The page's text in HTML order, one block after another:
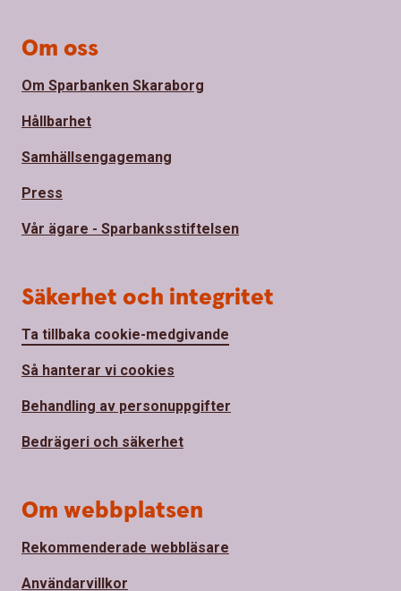
Om oss
Om Sparbanken Skaraborg
Hållbarhet
Samhällsengagemang
Press
Vår ägare - Sparbanksstiftelsen
Säkerhet och integritet
Ta tillbaka cookie-medgivande
Så hanterar vi cookies
Behandling av personuppgifter
Bedrägeri och säkerhet
Om webbplatsen
Rekommenderade webbläsare
Användarvillkor